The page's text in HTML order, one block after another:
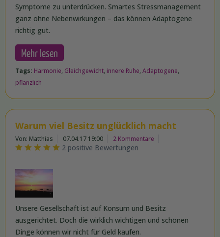
Symptome zu unterdrücken. Smartes Stressmanagement
ganz ohne Nebenwirkungen – das können Adaptogene
richtig gut.
Mehr lesen
Tags: Harmonie, Gleichgewicht, innere Ruhe, Adaptogene,
pflanzlich
Warum viel Besitz unglücklich macht
Von: Matthias 07.04.17 19:00 2 Kommentare
2 positive Bewertungen
Unsere Gesellschaft ist auf Konsum und Besitz
ausgerichtet. Doch die wirklich wichtigen und schönen
Dinge können wir nicht für Geld kaufen.